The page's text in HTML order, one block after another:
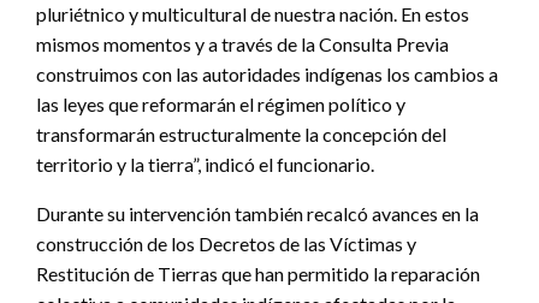
pluriétnico y multicultural de nuestra nación. En estos
mismos momentos y a través de la Consulta Previa
construimos con las autoridades indígenas los cambios a
las leyes que reformarán el régimen político y
transformarán estructuralmente la concepción del
territorio y la tierra”, indicó el funcionario.
Durante su intervención también recalcó avances en la
construcción de los Decretos de las Víctimas y
Restitución de Tierras que han permitido la reparación